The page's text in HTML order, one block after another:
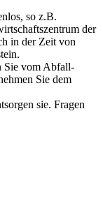
so z.B.
der
in der Zeit von
Sie vom Abfall-
Sie dem
sie. Fragen